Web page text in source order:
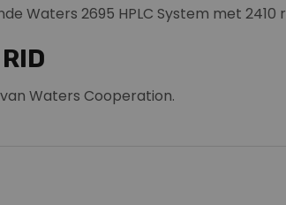
Waters 2695 HPLC System met
Waters Cooperation.